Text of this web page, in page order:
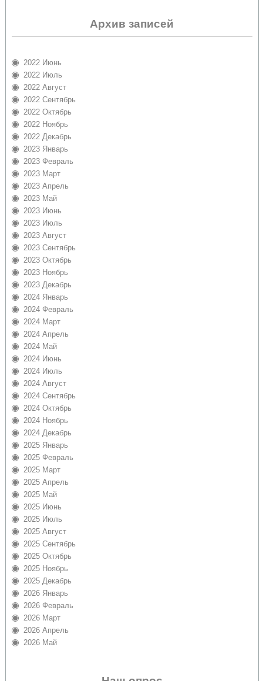
Архив записей
2022 Июнь
2022 Июль
2022 Август
2022 Сентябрь
2022 Октябрь
2022 Ноябрь
2022 Декабрь
2023 Январь
2023 Февраль
2023 Март
2023 Апрель
2023 Май
2023 Июнь
2023 Июль
2023 Август
2023 Сентябрь
2023 Октябрь
2023 Ноябрь
2023 Декабрь
2024 Январь
2024 Февраль
2024 Март
2024 Апрель
2024 Май
2024 Июнь
2024 Июль
2024 Август
2024 Сентябрь
2024 Октябрь
2024 Ноябрь
2024 Декабрь
2025 Январь
2025 Февраль
2025 Март
2025 Апрель
2025 Май
2025 Июнь
2025 Июль
2025 Август
2025 Сентябрь
2025 Октябрь
2025 Ноябрь
2025 Декабрь
2026 Январь
2026 Февраль
2026 Март
2026 Апрель
2026 Май